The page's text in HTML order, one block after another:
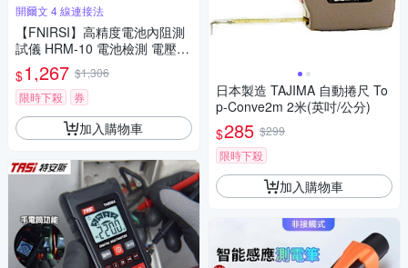
開爾文 4 線連接法
【FNIRSI】高精度電池內阻測
試儀 HRM-10 電池檢測 電壓
電池健康 開爾文 真四線 汽車電
瓶 鋰電池 鉛酸電池
$1,267 $1,306
限時下殺
券
加入購物車
日本製造 TAJIMA 自動捲尺 To
p-Conve2m 2米(英吋/公分)
$285 $299
限時下殺
加入購物車